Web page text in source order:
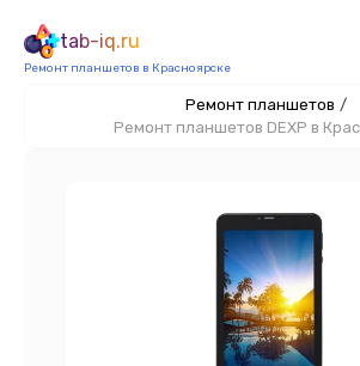
tab-iq.ru
Ремонт планшетов в Красноярске
Ремонт планшетов /
Ремонт планшетов DEXP в